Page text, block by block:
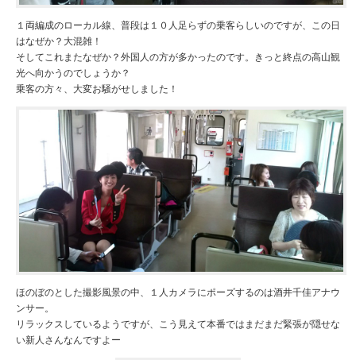
１両編成のローカル線、普段は１０人足らずの乗客らしいのですが、この日
はなぜか？大混雑！
そしてこれまたなぜか？外国人の方が多かったのです。きっと終点の高山観
光へ向かうのでしょうか？
乗客の方々、大変お騒がせしました！
ほのぼのとした撮影風景の中、１人カメラにポーズするのは酒井千佳アナウ
ンサー。
リラックスしているようですが、こう見えて本番ではまだまだ緊張が隠せな
い新人さんなんですよー